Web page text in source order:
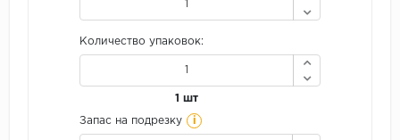
Количество упаковок:
1 шт
Запас на подрезку i